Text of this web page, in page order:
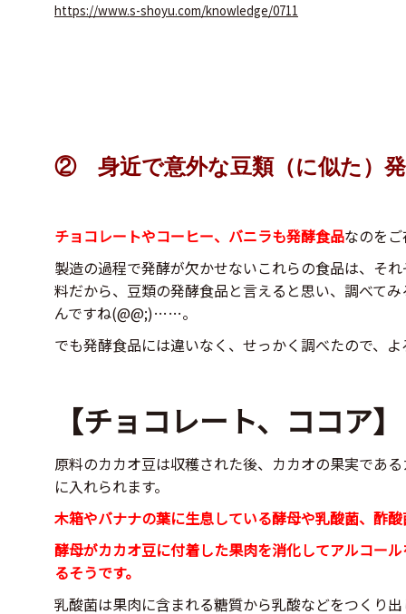
https://www.s-shoyu.com/knowledge/0711
② 身近で意外な豆類（に似た）
チョコレートやコーヒー、バニラも発酵食品なのを
製造の過程で発酵が欠かせないこれらの食品は、そ
料だから、豆類の発酵食品と言えると思い、調べて
んですね(@@;)……。
でも発酵食品には違いなく、せっかく調べたので、
【チョコレート、ココア】
原料のカカオ豆は収穫された後、カカオの果実であ
に入れられます。
木箱やバナナの葉に生息している酵母や乳酸菌、酢
酵母がカカオ豆に付着した果肉を消化してアルコー
るそうです。
乳酸菌は果肉に含まれる糖質から乳酸などをつくり